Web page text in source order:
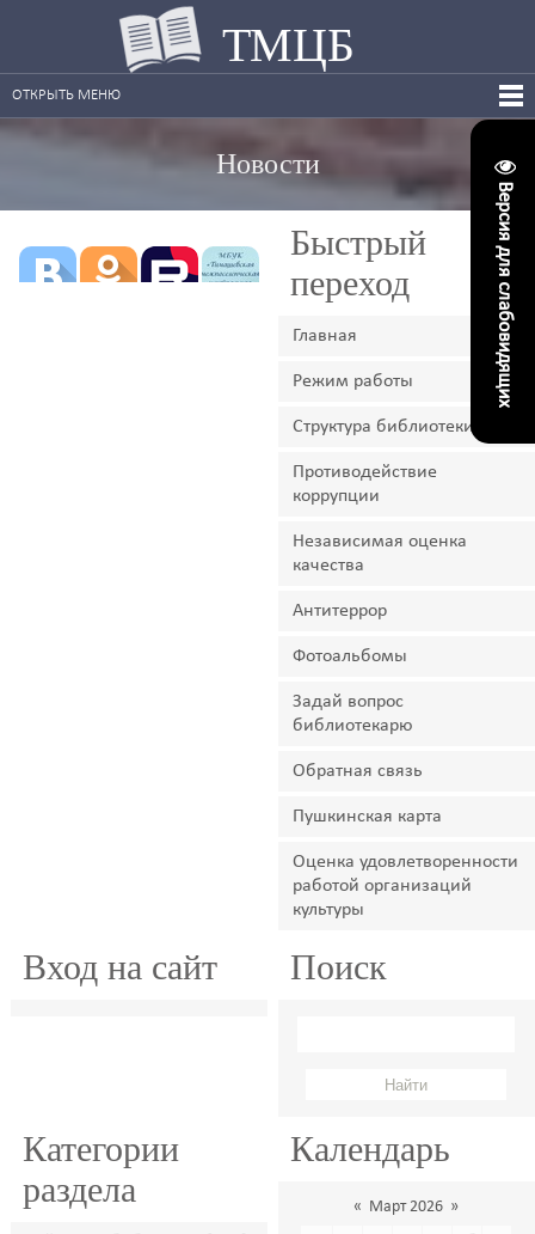
Версия для слабовидящих
ТМЦБ
ОТКРЫТЬ МЕНЮ
Новости
Быстрый
переход
Главная
Режим работы
Структура библиотеки
Противодействие
коррупции
Независимая оценка
качества
Антитеррор
Фотоальбомы
Задай вопрос
библиотекарю
Обратная связь
Пушкинская карта
Оценка удовлетворенности
работой организаций
культуры
Вход на сайт Поиск
Категории
раздела
Календарь
« Март 2026 »